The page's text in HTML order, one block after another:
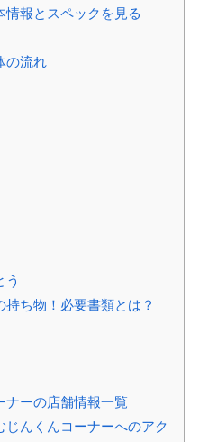
情報とスペックを見る
の流れ
う
ち物！必要書類とは？
ーの店舗情報一覧
んくんコーナーへのアク